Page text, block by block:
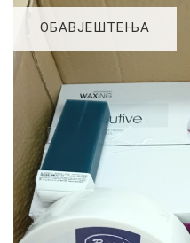
ОБАВЈЕШТЕЊА